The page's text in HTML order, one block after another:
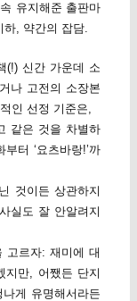
유지해준 출판마
, 약간의 잡담.
(!) 신간 가운데 소
나 고전의 소장본
인 선정 기준은,
같은 것을 차별하
터 ‘요츠바랑!’까
것이든 상관하지
실도 잘 안알려지
고르자: 재미에 대
지만, 어쨌든 단지
게 유명해서라든